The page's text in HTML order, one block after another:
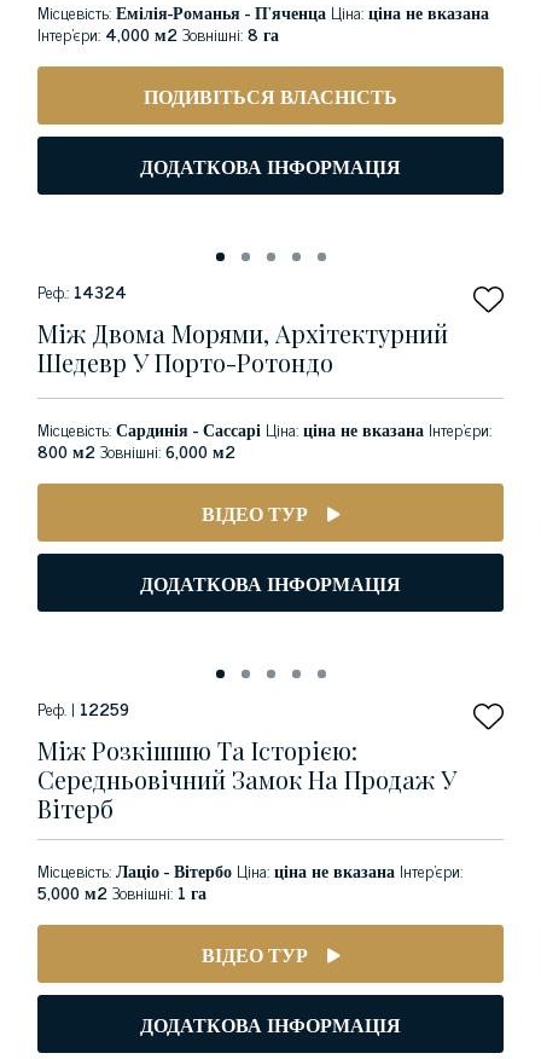
Місцевість:Емілія-Романья - П'яченца Ціна:ціна не вказана
Інтер'єри: 4,000 м2Зовнішні:8 га
ПОДИВІТЬСЯ ВЛАСНІСТЬ
ДОДАТКОВА ІНФОРМАЦІЯ
Реф.: 14324
Між Двома Морями, Архітектурний
Шедевр У Порто-Ротондо
Місцевість:Сардинія - Сассарі Ціна:ціна не вказана Інтер'єри:
800 м2Зовнішні:6,000 м2
ВІДЕО ТУР
ДОДАТКОВА ІНФОРМАЦІЯ
Реф. | 12259
Між Розкішшю Та Історією:
Середньовічний Замок На Продаж У
Вітерб
Місцевість:Лаціо - Вітербо Ціна:ціна не вказана Інтер'єри:
5,000 м2Зовнішні: 1 га
ВІДЕО ТУР
ДОДАТКОВА ІНФОРМАЦІЯ